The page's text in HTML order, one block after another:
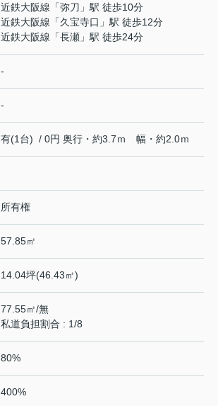
近鉄大阪線 「弥刀 」駅 徒歩10分
近鉄大阪線 「久宝寺口 」駅 徒歩12分
近鉄大阪線 「長瀬 」駅 徒歩24分
-
-
有(1台) / 0円 奥行・約3.7ｍ 幅・約2.0ｍ
所有権
57.85㎡
14.04坪(46.43㎡)
77.55㎡/無
私道負担割合 : 1/8
80%
400%